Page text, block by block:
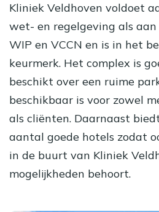
Kliniek Veldhoven voldoet
wet- en regelgeving als
WIP en VCCN en is in het
keurmerk. Het complex is
beschikt over een ruime
beschikbaar is voor zowel
als cliënten. Daarnaast
aantal goede hotels zodat
in de buurt van Kliniek
mogelijkheden behoort.